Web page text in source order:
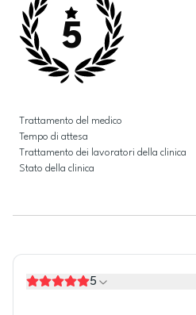
5
Trattamento del medico
Tempo di attesa
Trattamento dei lavoratori della clinica
Stato della clinica
5